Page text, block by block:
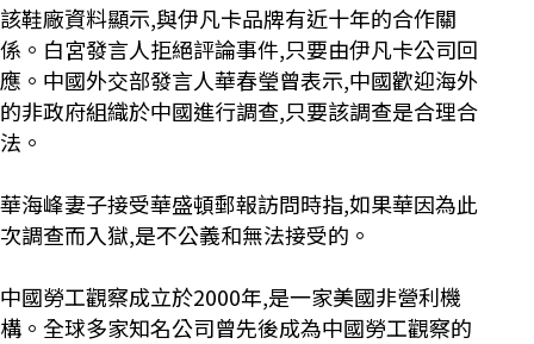
該鞋廠資料顯示,與伊凡卡品牌有近十年的合作關
係。白宮發言人拒絕評論事件,只要由伊凡卡公司回
應。中國外交部發言人華春瑩曾表示,中國歡迎海外
的非政府組織於中國進行調查,只要該調查是合理合
法。
華海峰妻子接受華盛頓郵報訪問時指,如果華因為此
次調查而入獄,是不公義和無法接受的。
中國勞工觀察成立於2000年,是一家美國非營利機
構。全球多家知名公司曾先後成為中國勞工觀察的